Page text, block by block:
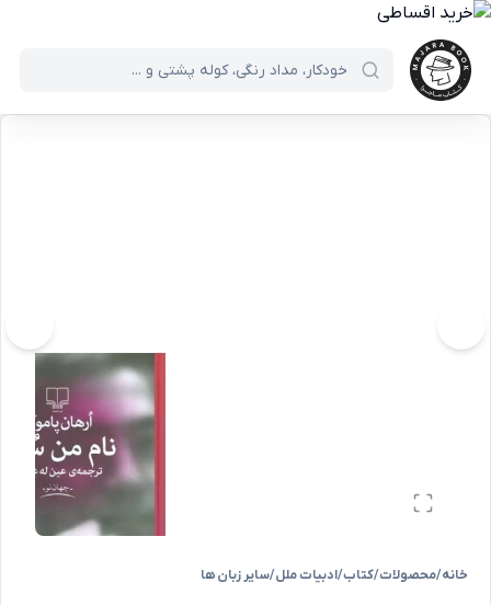
خانه/محصولات/کتاب/ادبیات ملل/سایر زبان ها